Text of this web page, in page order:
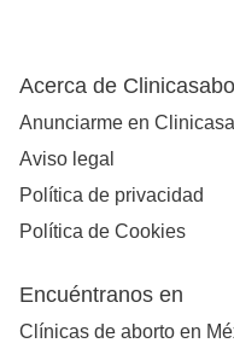
Acerca de
Anunciarme en
Aviso legal
Política de privacidad
Política de Cookies
Encuéntranos en
Clínicas de aborto en